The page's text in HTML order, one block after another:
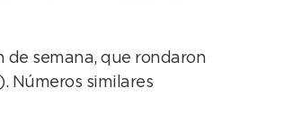
de semana, que rondaron
Números similares